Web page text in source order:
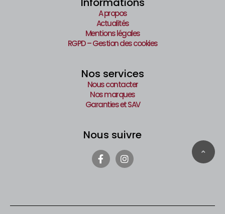
A propos
Actualités
Mentions légales
RGPD – Gestion des cookies
Nos services
Nous contacter
Nos marques
Garanties et SAV
Nous suivre